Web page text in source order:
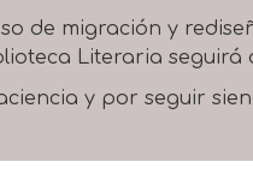
de migración y
Literaria
y por seguir